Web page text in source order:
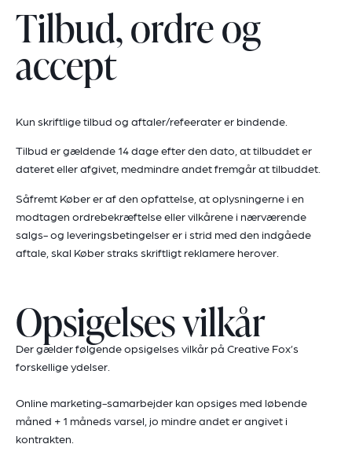
Tilbud, ordre og
accept
Kun skriftlige tilbud og aftaler/refeerater er bindende.
Tilbud er gældende 14 dage efter den dato, at tilbuddet er
dateret eller afgivet, medmindre andet fremgår at tilbuddet.
Såfremt Køber er af den opfattelse, at oplysningerne i en
modtagen ordrebekræftelse eller vilkårene i nærværende
salgs- og leveringsbetingelser er i strid med den indgåede
aftale, skal Køber straks skriftligt reklamere herover.
Opsigelses vilkår
Der gælder følgende opsigelses vilkår på Creative Fox’s
forskellige ydelser.
Online marketing-samarbejder kan opsiges med løbende
måned + 1 måneds varsel, jo mindre andet er angivet i
kontrakten.